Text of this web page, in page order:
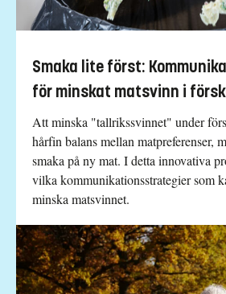
Smaka lite först:
för minskat matsvinn i
Att minska "tallrikssvinnet" under
hårfin balans mellan matpreferenser,
smaka på ny mat. I detta innovativa
vilka kommunikationsstrategier som
minska matsvinnet.